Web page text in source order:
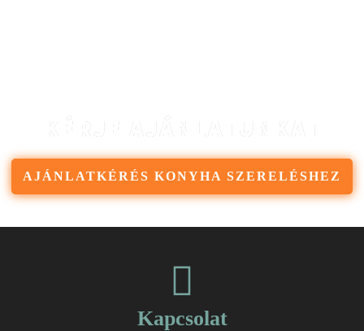
AJÁNLATKÉRÉS KONYHA SZERELÉSHEZ
Kapcsolat